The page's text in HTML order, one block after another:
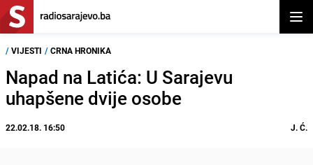
/ VIJESTI / CRNA HRONIKA
Napad na Latića: U Sarajevu
uhapšene dvije osobe
22.02.18. 16:50 J. Ć.